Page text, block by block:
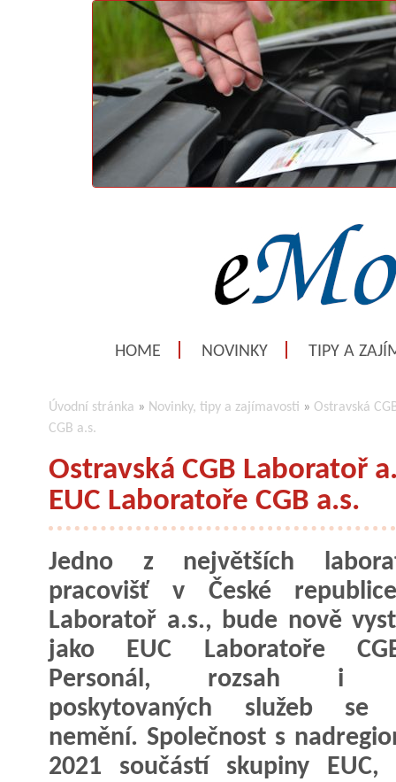
HOME NOVINKY TIPY A
Úvodní stránka » Novinky, tipy a zajímavosti » Ostravská
CGB a.s.
Ostravská CGB Laboratoř
EUC Laboratoře CGB a.s.
Jedno z největších
pracovišť v České
Laboratoř a.s., bude nově
jako EUC Laboratoře
Personál, rozsah i
poskytovaných služeb se
nemění. Společnost s
2021 součástí skupiny